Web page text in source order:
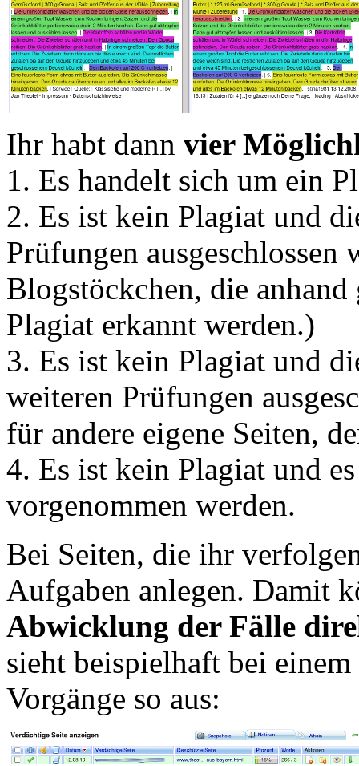
Ihr habt dann vier
1. Es handelt sich um ein
2. Es ist kein Plagiat und
Prüfungen ausgeschlossen
Blogstöckchen, die
Plagiat erkannt werden.)
3. Es ist kein Plagiat und
weiteren Prüfungen
für andere eigene Seiten,
4. Es ist kein Plagiat und
vorgenommen werden.
Bei Seiten, die ihr
Aufgaben anlegen. Damit
Abwicklung der Fälle
sieht beispielhaft bei einem
Vorgänge so aus: